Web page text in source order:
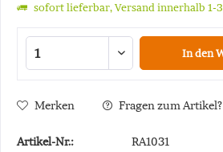
sofort lieferbar, Versand innerhalb 1-
In den
Merken Fragen zum Artikel?
Artikel-Nr.:
RA1031